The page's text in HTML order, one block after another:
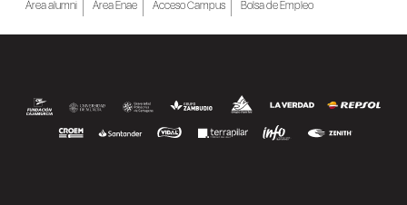
Área alumni Área Enae Acceso Campus Bolsa de Empleo